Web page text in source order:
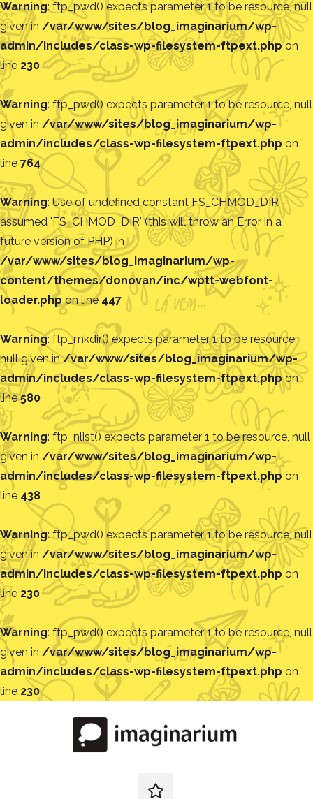
Warning: ftp_pwd() expects parameter 1 to be resource, null
given in /var/www/sites/blog_imaginarium/wp-
admin/includes/class-wp-filesystem-ftpext.phpon
line 230
Warning: ftp_pwd() expects parameter 1 to be resource, null
given in /var/www/sites/blog_imaginarium/wp-
admin/includes/class-wp-filesystem-ftpext.php on
line 764
Warning: Use of undefined constant FS_CHMOD_DIR -
assumed 'FS_CHMOD_DIR' (this will throw an Error in a
future version of PHP) in
/var/www/sites/blog_imaginarium/wp-
content/themes/donovan/inc/wptt-webfont-
loader.phpon line447
Warning: ftp_mkdir() expects parameter 1 to be resource,
null given in/var/www/sites/blog_imaginarium/wp-
admin/includes/class-wp-filesystem-ftpext.phpon
line580
Warning: ftp_nlist() expects parameter 1 to be resource, null
given in /var/www/sites/blog_imaginarium/wp-
admin/includes/class-wp-filesystem-ftpext.php on
line 438
Warning: ftp_pwd() expects parameter 1 to be resource, null
given in /var/www/sites/blog_imaginarium/wp-
admin/includes/class-wp-filesystem-ftpext.php on
line 230
Warning: ftp_pwd() expects parameter 1 to be resource, null
given in /var/www/sites/blog_imaginarium/wp-
admin/includes/class-wp-filesystem-ftpext.php on
line 230
redes